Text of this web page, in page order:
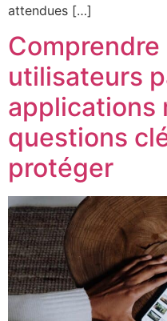
attendues […]
utilisateurs
applications
questions
protéger